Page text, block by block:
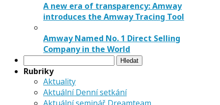
A new era of transparency: Amway
introduces the Amway Tracing Tool
Amway Named No. 1 Direct Selling
Company in the World
Vyhledávání
Rubriky
Aktuality
Aktuální Denní setkání